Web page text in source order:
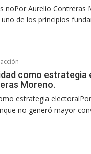
noPor Aurelio Contreras
de los principios
como estrategia
Moreno.
estrategia
no generó mayor